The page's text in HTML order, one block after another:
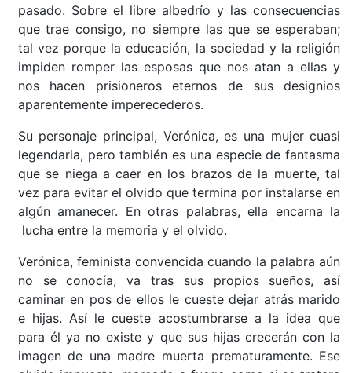
pasado. Sobre el libre albedrío y las consecuencias
que trae consigo, no siempre las que se esperaban;
tal vez porque la educación, la sociedad y la religión
impiden romper las esposas que nos atan a ellas y
nos hacen prisioneros eternos de sus designios
aparentemente imperecederos.
Su personaje principal, Verónica, es una mujer cuasi
legendaria, pero también es una especie de fantasma
que se niega a caer en los brazos de la muerte, tal
vez para evitar el olvido que termina por instalarse en
algún amanecer. En otras palabras, ella encarna la
lucha entre la memoria y el olvido.
Verónica, feminista convencida cuando la palabra aún
no se conocía, va tras sus propios sueños, así
caminar en pos de ellos le cueste dejar atrás marido
e hijas. Así le cueste acostumbrarse a la idea que
para él ya no existe y que sus hijas crecerán con la
imagen de una madre muerta prematuramente. Ese